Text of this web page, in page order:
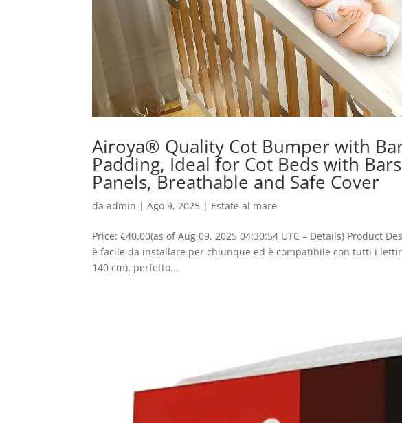
Airoya® Quality Cot Bumper with
Padding, Ideal for Cot Beds with
Panels, Breathable and Safe Cover
daadmin |Ago 9, 2025 | Estate al mare
Price: €40.00(as of Aug 09, 2025 04:30:54 UTC – Details) Product
è facile da installare per chiunque ed è compatibile con tutti i
140 cm), perfetto...